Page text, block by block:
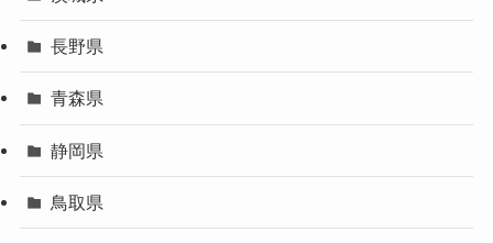
長野県
青森県
静岡県
鳥取県